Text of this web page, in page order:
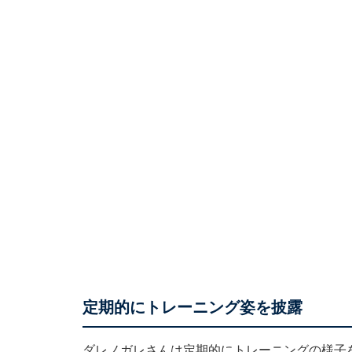
定期的にトレーニング姿を披露